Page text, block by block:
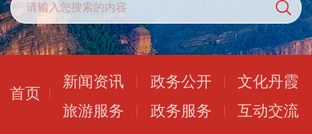
首页
新闻资讯 政务公开
文化丹霞
旅游服务
政务服务 互动交流